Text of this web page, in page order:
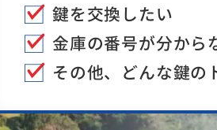
鍵を交換したい
金庫の番号が分から
その他、どんな鍵の